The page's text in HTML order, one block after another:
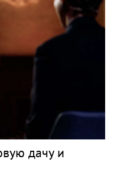
дачу и